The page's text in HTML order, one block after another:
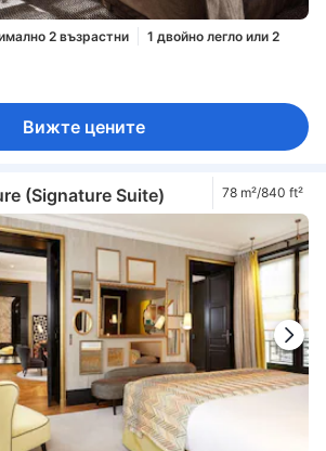
2 възрастни
1 двойно легло или 2
Вижте цените
(Signature Suite) 78 m²/840 ft²